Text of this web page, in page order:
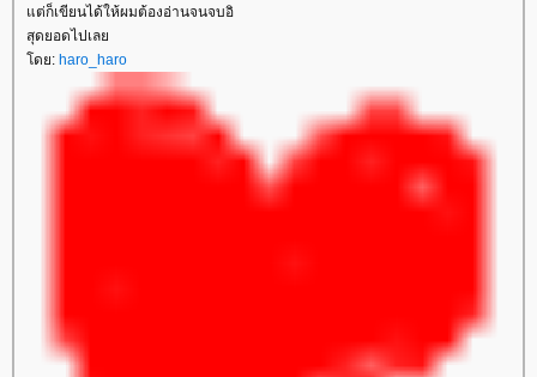
ต่ก็เขียนได้ให้ผมต้องอ่านจนจบอิ
สุดยอดไปเล
ดย: haro_haro